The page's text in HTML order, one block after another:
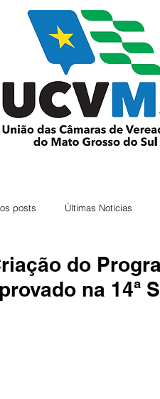
posts Últimas Notícias
do
na 14ª